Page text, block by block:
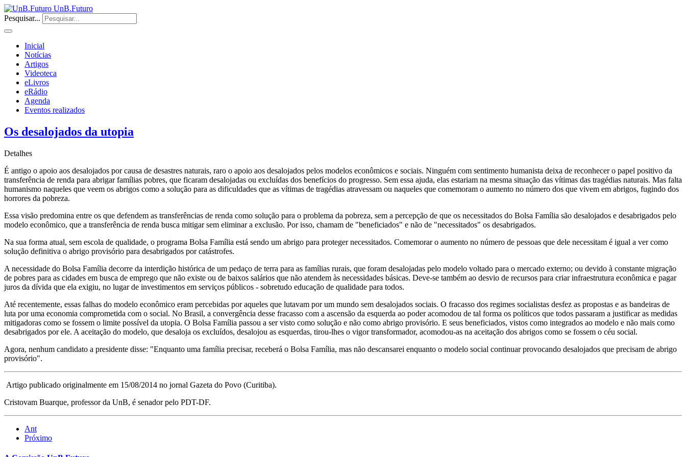
UnB.Futuro
Pesquisar...
Inicial
Notícias
Artigos
Videoteca
eLivros
eRádio
Agenda
Eventos realizados
Os desalojados da utopia
Detalhes
É antigo o apoio aos desalojados por causa de desastres naturais, raro o apoio aos desalojados pelos modelos econômicos e sociais. Ninguém com sentimento humanista deixa de reconhecer o papel positivo da
transferência de renda para abrigar famílias pobres, que ficaram desalojadas ou excluídas dos benefícios do progresso. Sem essa ajuda, elas estariam na mesma situação das vítimas das tragédias naturais. Mas falta
humanismo naqueles que veem os abrigos como a solução para as dificuldades que as vítimas de tragédias atravessam ou naqueles que comemoram o aumento no número dos que vivem em abrigos, fugindo dos
horrores da pobreza.
Essa visão predomina entre os que defendem as transferências de renda como solução para o problema da pobreza, sem a percepção de que os necessitados do Bolsa Família são desalojados e desabrigados pelo
modelo econômico, que a transferência de renda busca mitigar sem eliminar a exclusão. Por isso, chamam de "beneficiados" e não de "necessitados" os desabrigados.
Na sua forma atual, sem escola de qualidade, o programa Bolsa Família está sendo um abrigo para proteger necessitados. Comemorar o aumento no número de pessoas que dele necessitam é igual a ver como
solução definitiva o abrigo provisório para desabrigados por catástrofes.
A necessidade do Bolsa Família decorre da interdição histórica de um pedaço de terra para as famílias rurais, que foram desalojadas pelo modelo voltado para o mercado externo; ou devido à constante migração
de pobres para as cidades em busca de emprego que não existe ou de baixos salários que não atendem às necessidades básicas. Deve-se também ao desvio de recursos para criar infraestrutura econômica e pagar
juros da dívida que ela exigiu, no lugar de investimentos em serviços públicos - sobretudo educação de qualidade para todos.
Até recentemente, essas falhas do modelo econômico eram percebidas por aqueles que lutavam por um mundo sem desalojados sociais. O fracasso dos regimes socialistas desfez as propostas e as bandeiras de
luta por uma economia comprometida com o social. No Brasil, a convergência desse fracasso com a ascensão da esquerda ao poder acomodou de tal forma os políticos que todos passaram a justificar as medidas
mitigadoras como se fossem o limite possível da utopia. O Bolsa Família passou a ser visto como solução e não como abrigo provisório. E seus beneficiados, vistos como integrados ao modelo e não mais como
desabrigados por ele. A aceitação do modelo, que desaloja os excluídos, desalojou as esquerdas, tirou-lhes o vigor transformador, acomodou-as na aceitação dos abrigos como se fossem o céu social.
Agora, nenhum candidato a presidente disse: "Enquanto uma família precisar, receberá o Bolsa Família, mas não descansarei enquanto o modelo social continuar provocando desalojados que precisam de abrigo
provisório".
Artigo publicado originalmente em 15/08/2014 no jornal Gazeta do Povo (Curitiba).
Cristovam Buarque, professor da UnB, é senador pelo PDT-DF.
Ant
Próximo